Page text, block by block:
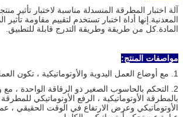
آلة اختبار المطرقة المنسدلة مناسبة لاختبار تأثير
المعدنية.إنها أداة اختبار تستخدم لتقييم مقاومة تأثير
المادة.كل من طريقة وطريقة التدرج قابلة للتطبيق.
مواصفات المنتج:
1. مع أوضاع العمل اليدوية والأوتوماتيكية ، تكون العملية مريحة وبسيطة.
2. التحكم بالحاسوب الصغير ذو الرقاقة الواحدة ،
بالمطرقة الأوتوماتيكية ، الرفع الأوتوماتيكي للمطرقة
الأوتوماتيكي وعرض الارتفاع في الوقت الحقيقي ،